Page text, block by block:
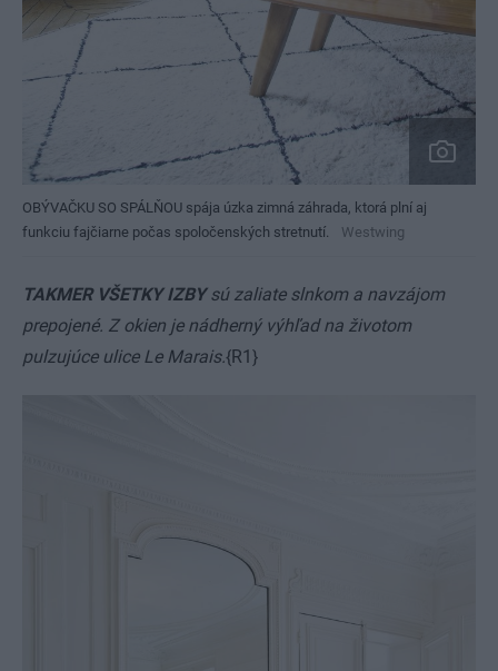
OBÝVAČKU SO SPÁLŇOU spája úzka zimná záhrada, ktorá plní aj
funkciu fajčiarne počas spoločenských stretnutí.
Westwing
TAKMER VŠETKY IZBYsú zaliate slnkom a navzájom
prepojené. Z okien je nádherný výhľad na životom
pulzujúce ulice Le Marais.{R1}